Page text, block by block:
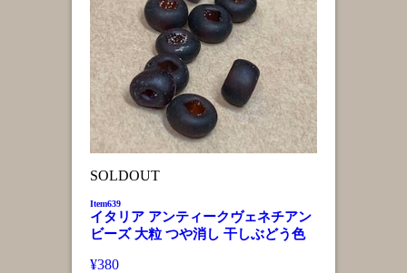
SOLDOUT
Item639
イタリア アンティークヴェネチアン
ビーズ 大粒 つや消し 干しぶどう色
¥380